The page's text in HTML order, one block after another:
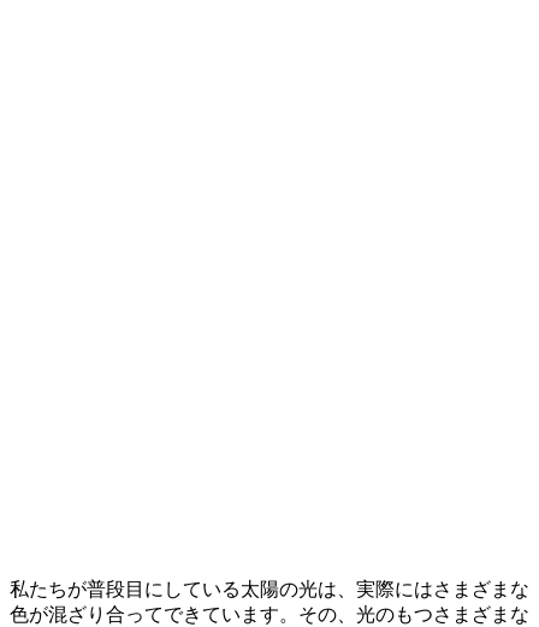
私たちが普段目にしている太陽の光は、実際にはさまざまな
色が混ざり合ってできています。その、光のもつさまざまな